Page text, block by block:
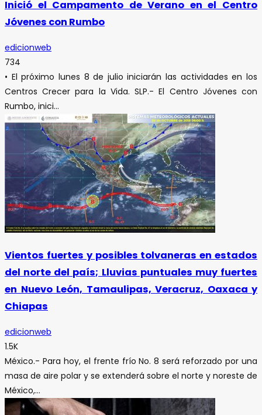
Inició el Campamento de Verano en el Centro
Jóvenes con Rumbo
edicionweb
734
• El próximo lunes 8 de julio iniciarán las actividades en los
Centros Crecer para la Vida. SLP.- El Centro Jóvenes con
Rumbo, inici...
Vientos fuertes y posibles tolvaneras en estados
del norte del país; Lluvias puntuales muy fuertes
en Nuevo León, Tamaulipas, Veracruz, Oaxaca y
Chiapas
edicionweb
1.5K
México.- Para hoy, el frente frío No. 8 será reforzado por una
masa de aire polar y se extenderá sobre el norte y noreste de
México,...